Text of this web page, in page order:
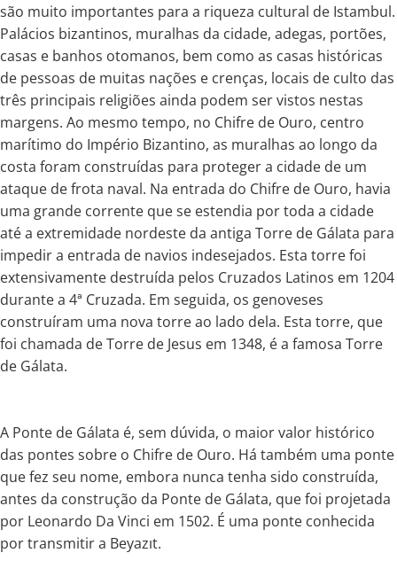
são muito importantes para a riqueza cultural de Istambul.
Palácios bizantinos, muralhas da cidade, adegas, portões,
casas e banhos otomanos, bem como as casas históricas
de pessoas de muitas nações e crenças, locais de culto das
três principais religiões ainda podem ser vistos nestas
margens. Ao mesmo tempo, no Chifre de Ouro, centro
marítimo do Império Bizantino, as muralhas ao longo da
costa foram construídas para proteger a cidade de um
ataque de frota naval. Na entrada do Chifre de Ouro, havia
uma grande corrente que se estendia por toda a cidade
até a extremidade nordeste da antiga Torre de Gálata para
impedir a entrada de navios indesejados. Esta torre foi
extensivamente destruída pelos Cruzados Latinos em 1204
durante a 4ª Cruzada. Em seguida, os genoveses
construíram uma nova torre ao lado dela. Esta torre, que
foi chamada de Torre de Jesus em 1348, é a famosa Torre
de Gálata.
A Ponte de Gálata é, sem dúvida, o maior valor histórico
das pontes sobre o Chifre de Ouro. Há também uma ponte
que fez seu nome, embora nunca tenha sido construída,
antes da construção da Ponte de Gálata, que foi projetada
por Leonardo Da Vinci em 1502. É uma ponte conhecida
por transmitir a Beyazıt.